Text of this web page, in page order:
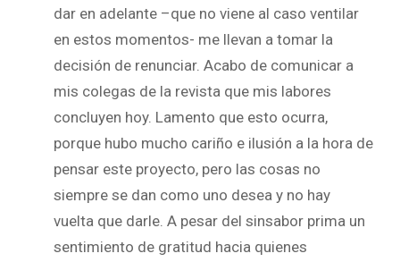
dar en adelante –que no viene al caso ventilar
en estos momentos- me llevan a tomar la
decisión de renunciar. Acabo de comunicar a
mis colegas de la revista que mis labores
concluyen hoy. Lamento que esto ocurra,
porque hubo mucho cariño e ilusión a la hora de
pensar este proyecto, pero las cosas no
siempre se dan como uno desea y no hay
vuelta que darle. A pesar del sinsabor prima un
sentimiento de gratitud hacia quienes